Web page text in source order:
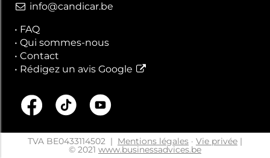
info@candicar.be
• FAQ
• Qui sommes-nous
• Contact
• Rédigez un avis Google
TVA BE0433114502 | Mentions légales · Vie privée |
© 2021 www.businessadvices.be